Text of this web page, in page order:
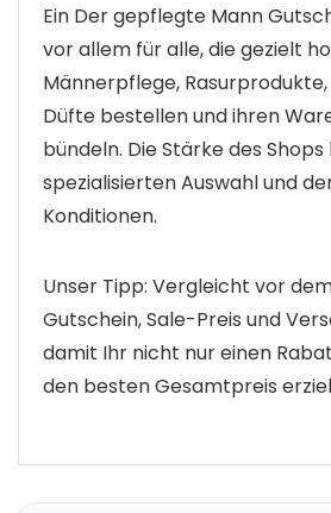
Ein Der gepflegte Mann
vor allem für alle, die gezielt
Männerpflege,
Düfte bestellen und ihren
bündeln. Die Stärke des
spezialisierten Auswahl und
Konditionen.
Unser Tipp: Vergleicht vor
Gutschein, Sale-Preis und
damit Ihr nicht nur einen
den besten Gesamtpreis